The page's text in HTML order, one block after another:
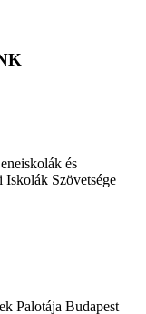
és
Iskolák Szövetsége
Palotája Budapest